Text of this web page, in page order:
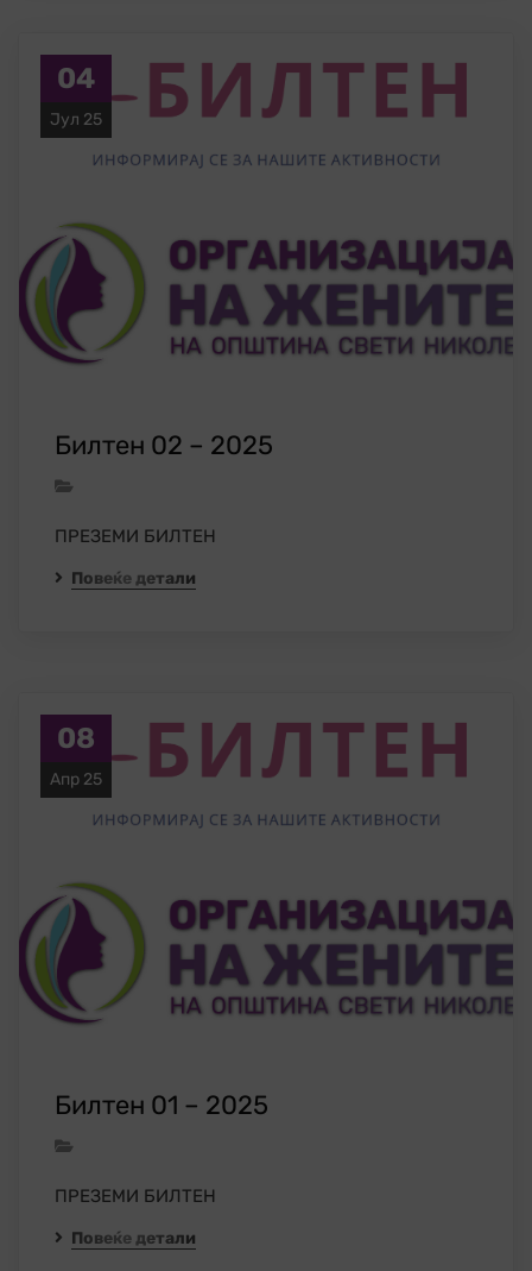
04
Јул 25
Билтен 02 – 2025
ПРЕЗЕМИ БИЛТЕН
Повеќе детали
08
Апр 25
Билтен 01 – 2025
ПРЕЗЕМИ БИЛТЕН
Повеќе детали